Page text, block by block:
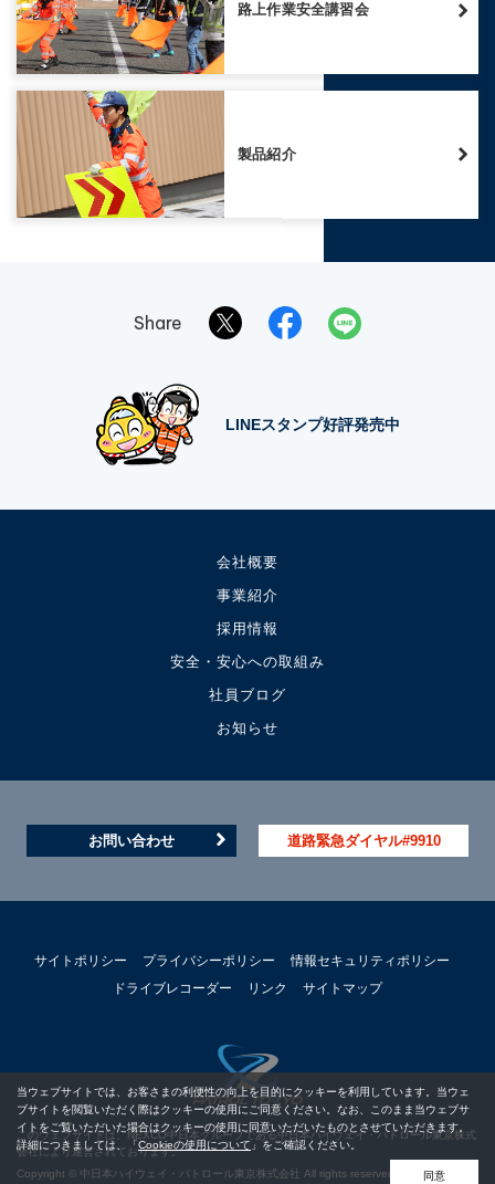
路上作業安全講習会
製品紹介
Share
LINEスタンプ好評発売中
会社概要
事業紹介
採用情報
安全・安心への取組み
社員ブログ
お知らせ
お問い合わせ 道路緊急ダイヤル#9910
サイトポリシー プライバシーポリシー
情報セキュリティポリシー
ドライブレコーダー
リンク サイトマップ
このウェブサイトは、NEXCO中日本グループである中日本ハイウェイ・パトロール東京株式
会社により運営されております。
Copyright © 中日本ハイウェイ・パトロール東京株式会社 All rights reserved.
当ウェブサイトでは、お客さまの利便性の向上を目的にクッキーを利用しています。当ウェ
ブサイトを閲覧いただく際はクッキーの使用にご同意ください。なお、このまま当ウェブサ
イトをご覧いただいた場合はクッキーの使用に同意いただいたものとさせていただきます。
詳細につきましては、「Cookieの使用について 」をご確認ください。
同意